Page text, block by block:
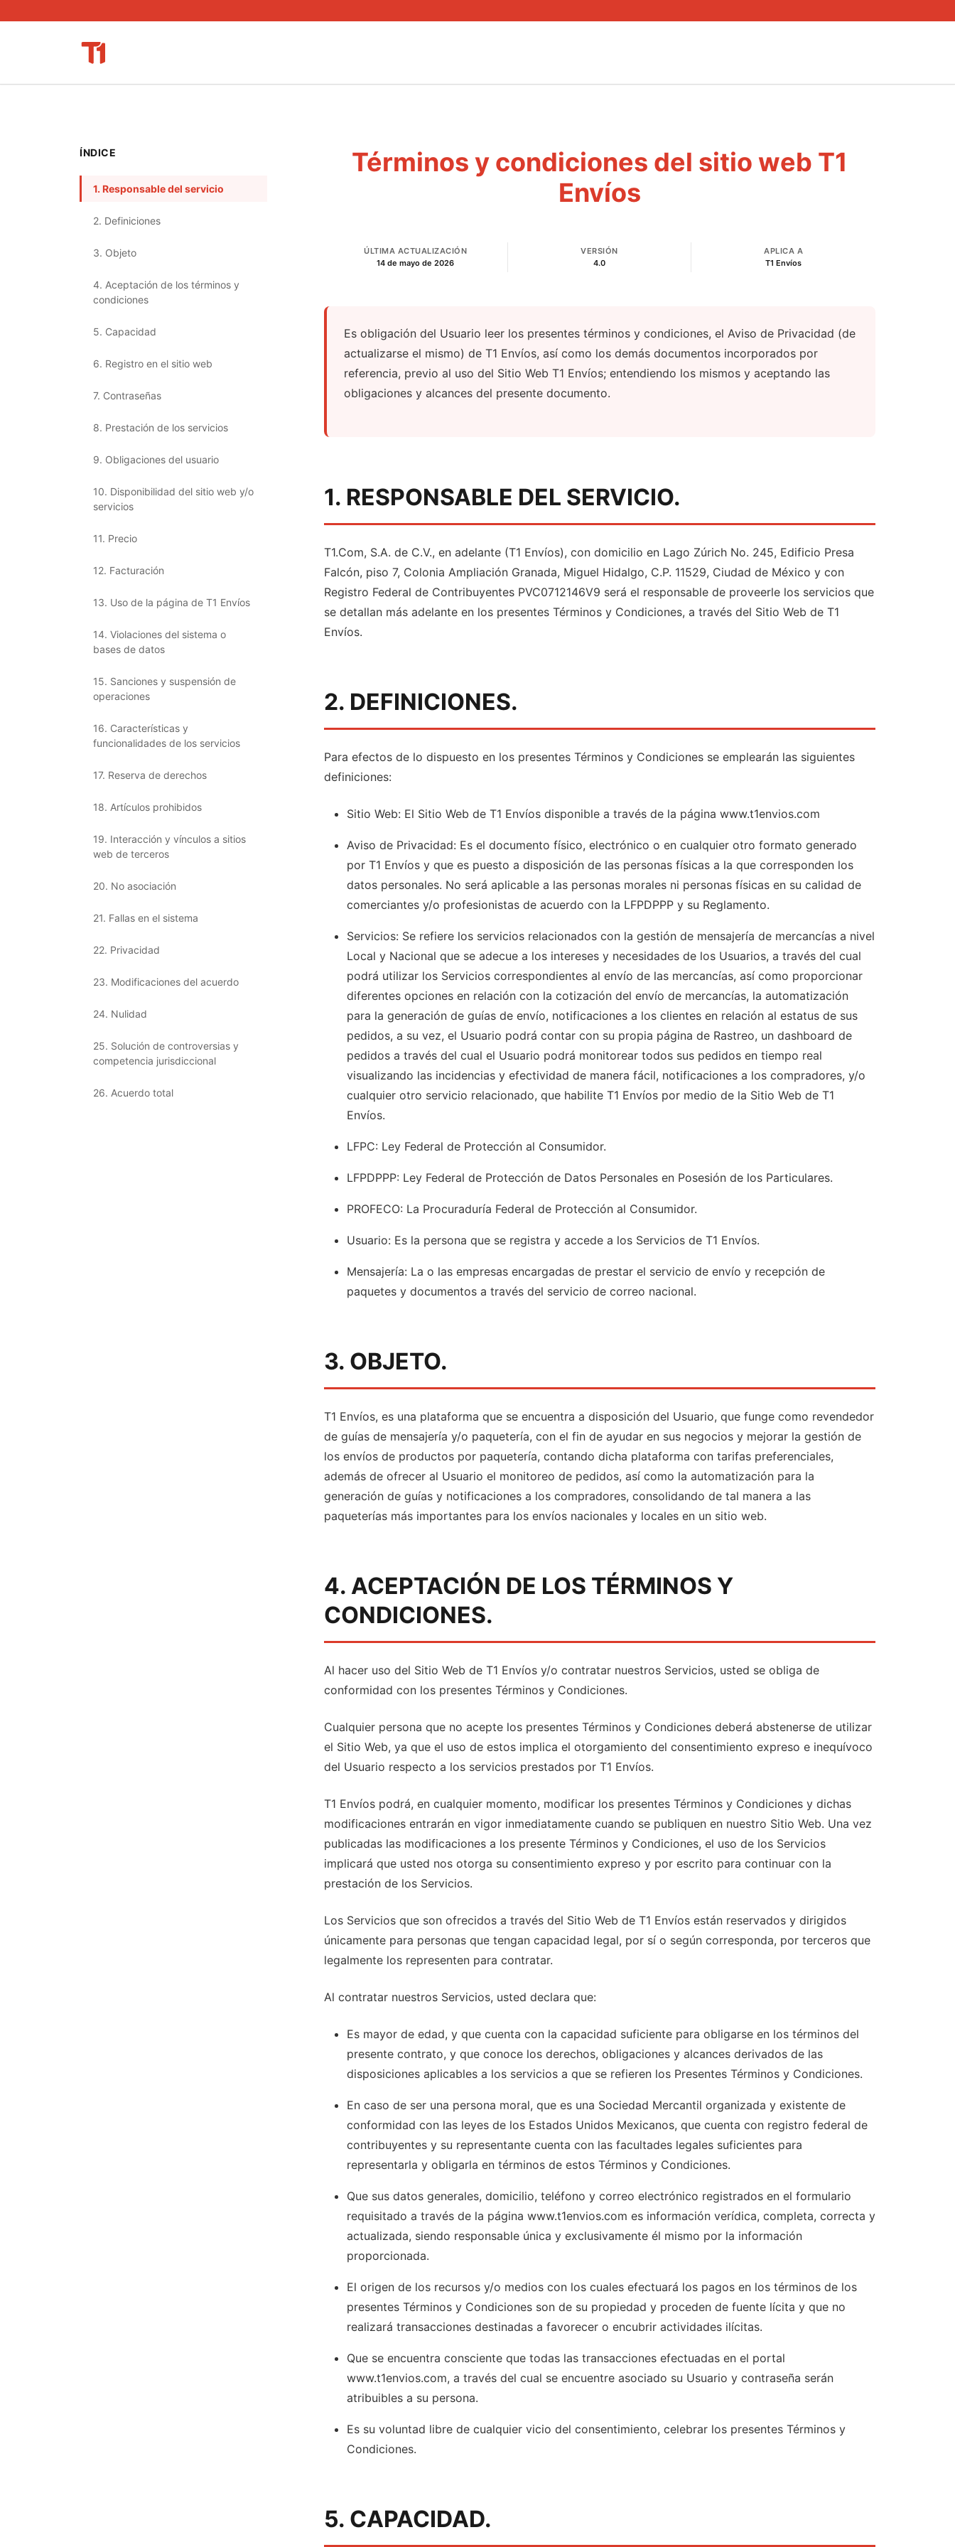
ÍNDICE
1. Responsable del servicio
2. Definiciones
3. Objeto
4. Aceptación de los términos y
condiciones
5. Capacidad
6. Registro en el sitio web
7. Contraseñas
8. Prestación de los servicios
9. Obligaciones del usuario
10. Disponibilidad del sitio web y/o
servicios
11. Precio
12. Facturación
13. Uso de la página de T1 Envíos
14. Violaciones del sistema o
bases de datos
15. Sanciones y suspensión de
operaciones
16. Características y
funcionalidades de los servicios
17. Reserva de derechos
18. Artículos prohibidos
19. Interacción y vínculos a sitios
web de terceros
20. No asociación
21. Fallas en el sistema
22. Privacidad
23. Modificaciones del acuerdo
24. Nulidad
25. Solución de controversias y
competencia jurisdiccional
26. Acuerdo total
Términos y condiciones del sitio web T1
Envíos
ÚLTIMA ACTUALIZACIÓN
14 de mayo de 2026
VERSIÓN
4.0
APLICA A
T1 Envíos
Es obligación del Usuario leer los presentes términos y condiciones, el Aviso de Privacidad (de
actualizarse el mismo) de T1 Envíos, así como los demás documentos incorporados por
referencia, previo al uso del Sitio Web T1 Envíos; entendiendo los mismos y aceptando las
obligaciones y alcances del presente documento.
1. RESPONSABLE DEL SERVICIO.
T1.Com, S.A. de C.V., en adelante (T1 Envíos), con domicilio en Lago Zúrich No. 245, Edificio Presa
Falcón, piso 7, Colonia Ampliación Granada, Miguel Hidalgo, C.P. 11529, Ciudad de México y con
Registro Federal de Contribuyentes PVC0712146V9 será el responsable de proveerle los servicios que
se detallan más adelante en los presentes Términos y Condiciones, a través del Sitio Web de T1
Envíos.
2. DEFINICIONES.
Para efectos de lo dispuesto en los presentes Términos y Condiciones se emplearán las siguientes
definiciones:
Sitio Web: El Sitio Web de T1 Envíos disponible a través de la página www.t1envios.com
Aviso de Privacidad: Es el documento físico, electrónico o en cualquier otro formato generado
por T1 Envíos y que es puesto a disposición de las personas físicas a la que corresponden los
datos personales. No será aplicable a las personas morales ni personas físicas en su calidad de
comerciantes y/o profesionistas de acuerdo con la LFPDPPP y su Reglamento.
Servicios: Se refiere los servicios relacionados con la gestión de mensajería de mercancías a nivel
Local y Nacional que se adecue a los intereses y necesidades de los Usuarios, a través del cual
podrá utilizar los Servicios correspondientes al envío de las mercancías, así como proporcionar
diferentes opciones en relación con la cotización del envío de mercancías, la automatización
para la generación de guías de envío, notificaciones a los clientes en relación al estatus de sus
pedidos, a su vez, el Usuario podrá contar con su propia página de Rastreo, un dashboard de
pedidos a través del cual el Usuario podrá monitorear todos sus pedidos en tiempo real
visualizando las incidencias y efectividad de manera fácil, notificaciones a los compradores, y/o
cualquier otro servicio relacionado, que habilite T1 Envíos por medio de la Sitio Web de T1
Envíos.
LFPC: Ley Federal de Protección al Consumidor.
LFPDPPP: Ley Federal de Protección de Datos Personales en Posesión de los Particulares.
PROFECO: La Procuraduría Federal de Protección al Consumidor.
Usuario: Es la persona que se registra y accede a los Servicios de T1 Envíos.
Mensajería: La o las empresas encargadas de prestar el servicio de envío y recepción de
paquetes y documentos a través del servicio de correo nacional.
3. OBJETO.
T1 Envíos, es una plataforma que se encuentra a disposición del Usuario, que funge como revendedor
de guías de mensajería y/o paquetería, con el fin de ayudar en sus negocios y mejorar la gestión de
los envíos de productos por paquetería, contando dicha plataforma con tarifas preferenciales,
además de ofrecer al Usuario el monitoreo de pedidos, así como la automatización para la
generación de guías y notificaciones a los compradores, consolidando de tal manera a las
paqueterías más importantes para los envíos nacionales y locales en un sitio web.
4. ACEPTACIÓN DE LOS TÉRMINOS Y
CONDICIONES.
Al hacer uso del Sitio Web de T1 Envíos y/o contratar nuestros Servicios, usted se obliga de
conformidad con los presentes Términos y Condiciones.
Cualquier persona que no acepte los presentes Términos y Condiciones deberá abstenerse de utilizar
el Sitio Web, ya que el uso de estos implica el otorgamiento del consentimiento expreso e inequívoco
del Usuario respecto a los servicios prestados por T1 Envíos.
T1 Envíos podrá, en cualquier momento, modificar los presentes Términos y Condiciones y dichas
modificaciones entrarán en vigor inmediatamente cuando se publiquen en nuestro Sitio Web. Una vez
publicadas las modificaciones a los presente Términos y Condiciones, el uso de los Servicios
implicará que usted nos otorga su consentimiento expreso y por escrito para continuar con la
prestación de los Servicios.
Los Servicios que son ofrecidos a través del Sitio Web de T1 Envíos están reservados y dirigidos
únicamente para personas que tengan capacidad legal, por sí o según corresponda, por terceros que
legalmente los representen para contratar.
Al contratar nuestros Servicios, usted declara que:
Es mayor de edad, y que cuenta con la capacidad suficiente para obligarse en los términos del
presente contrato, y que conoce los derechos, obligaciones y alcances derivados de las
disposiciones aplicables a los servicios a que se refieren los Presentes Términos y Condiciones.
En caso de ser una persona moral, que es una Sociedad Mercantil organizada y existente de
conformidad con las leyes de los Estados Unidos Mexicanos, que cuenta con registro federal de
contribuyentes y su representante cuenta con las facultades legales suficientes para
representarla y obligarla en términos de estos Términos y Condiciones.
Que sus datos generales, domicilio, teléfono y correo electrónico registrados en el formulario
requisitado a través de la página www.t1envios.com es información verídica, completa, correcta y
actualizada, siendo responsable única y exclusivamente él mismo por la información
proporcionada.
El origen de los recursos y/o medios con los cuales efectuará los pagos en los términos de los
presentes Términos y Condiciones son de su propiedad y proceden de fuente lícita y que no
realizará transacciones destinadas a favorecer o encubrir actividades ilícitas.
Que se encuentra consciente que todas las transacciones efectuadas en el portal
www.t1envios.com, a través del cual se encuentre asociado su Usuario y contraseña serán
atribuibles a su persona.
Es su voluntad libre de cualquier vicio del consentimiento, celebrar los presentes Términos y
Condiciones.
5. CAPACIDAD.